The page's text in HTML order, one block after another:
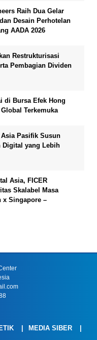
Raih Dua Gelar
Desain Perhotelan
AADA 2026
Restrukturisasi
Pembagian Dividen
di Bursa Efek Hong
Terkemuka
Pasifik Susun
Digital yang Lebih
Asia, FICER
Skalabel Masa
x Singapore –
MEDIA SIBER